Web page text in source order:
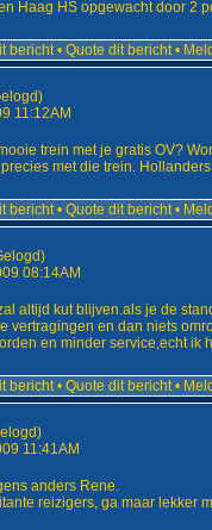
Haag HS opgewacht door 2
bericht • Quote dit bericht •
11:12AM
trein met je gratis OV?
met die trein.
bericht • Quote dit bericht •
08:14AM
altijd kut blijven.als je de
vertragingen en dan niets
en minder service,echt ik
bericht • Quote dit bericht •
11:41AM
anders Rene.
reizigers, ga maar lekker